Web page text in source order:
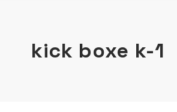
kick boxe k-1